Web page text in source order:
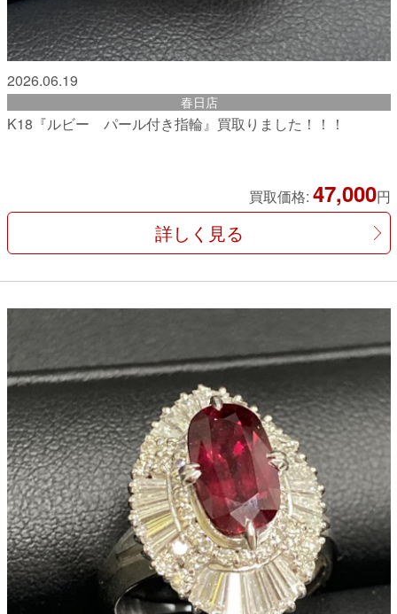
2026.06.19
春日店
K18『ルビー パール付き指輪』買取りました！！！
買取価格: 47,000円
詳しく見る